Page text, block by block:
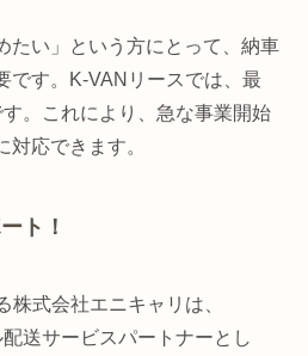
たい」という方にとって、納車
です。K-VANリースでは、最
。これにより、急な事業開始
応できます。
ト！
株式会社エニキャリは、
送サービスパートナーとし